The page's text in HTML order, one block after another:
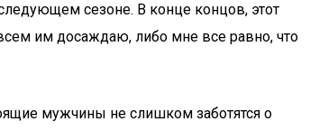
сезоне. В конце концов, этот
им досаждаю, либо мне все равно, что
мужчины не слишком заботятся о